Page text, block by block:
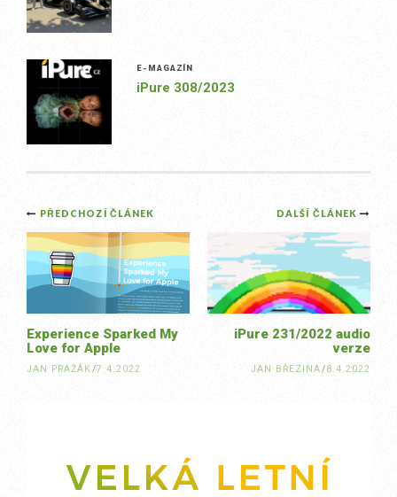
E-MAGAZÍN
iPure 308/2023
Post
navigation
DALŠÍ ČLÁNEK
iPure 231/2022 audio
verze
JAN BŘEZINA/8.4.2022
PŘEDCHOZÍ ČLÁNEK
Experience Sparked My
Love for Apple
JAN PRAŽÁK/7.4.2022